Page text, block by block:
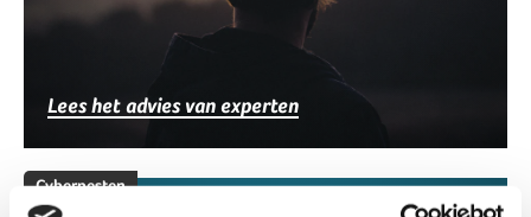
Lees het advies van experten
Cyberpesten